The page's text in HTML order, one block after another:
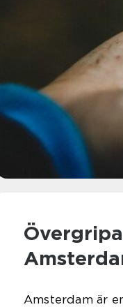
Amsterdam är